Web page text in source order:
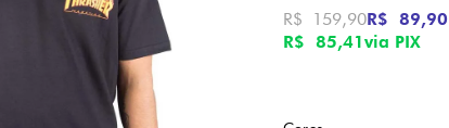
R$ 85,41via PIX
R$ 159,90R$ 89,90